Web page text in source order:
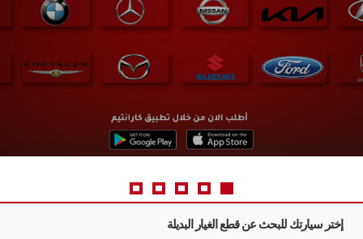
إختر سيارتك للبحث عن قطع الغيار البديلة